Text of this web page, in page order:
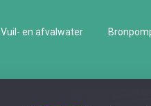
Vuil- en afvalwater